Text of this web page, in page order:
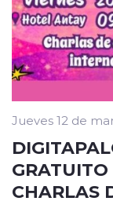
Jueves 12 de
CHARLAS